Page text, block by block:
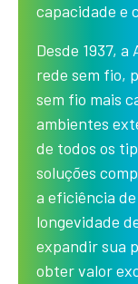
capacidade e
Desde 1937, a
rede sem fio,
sem fio mais
ambientes
de todos os
soluções
a eficiência
longevidade
expandir sua
obter valor